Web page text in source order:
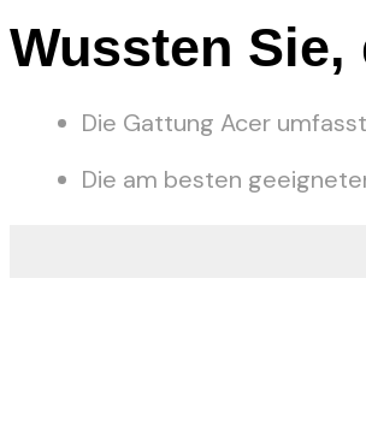
Wussten Sie,
Die Gattung Acer
Die am besten